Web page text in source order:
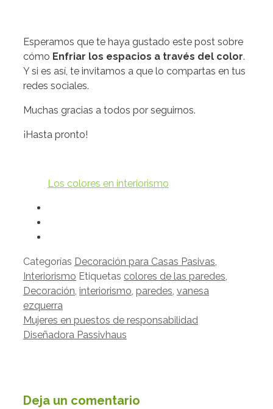
Esperamos que te haya gustado este post sobre
cómo Enfriar los espacios a través del color.
Y si es así, te invitamos a que lo compartas en tus
redes sociales.
Muchas gracias a todos por seguirnos.
¡Hasta pronto!
Los colores en interiorismo
Categorías Decoración para Casas Pasivas,
Interiorismo Etiquetas colores de las paredes,
Decoración, interiorismo, paredes, vanesa
ezquerra
Mujeres en puestos de responsabilidad
Diseñadora Passivhaus
Deja un comentario